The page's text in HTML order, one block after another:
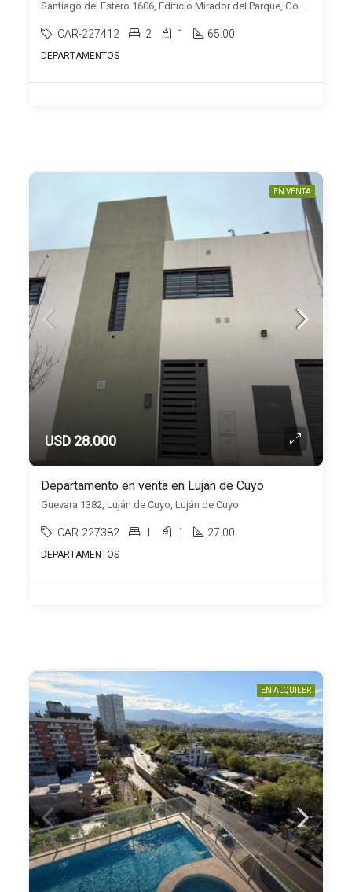
Santiago del Estero 1606, Edificio Mirador del Parque, Godoy Cruz, Godoy Cruz
CAR-227412 2 1 65.00
DEPARTAMENTOS
EN VENTA
USD 28.000
Departamento en venta en Luján de Cuyo
Guevara 1382, Luján de Cuyo, Luján de Cuyo
CAR-227382 1 1 27.00
DEPARTAMENTOS
EN ALQUILER